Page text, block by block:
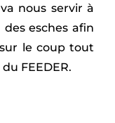
nous servir à
esches afin
le coup tout
du FEEDER.